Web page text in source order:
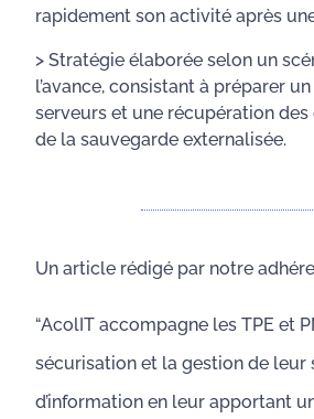
rapidement son activité après
> Stratégie élaborée selon un
l’avance, consistant à préparer
serveurs et une récupération des
de la sauvegarde externalisée.
Un article rédigé par notre
“AcolIT accompagne les TPE et
sécurisation et la gestion de leur
d’information en leur apportant